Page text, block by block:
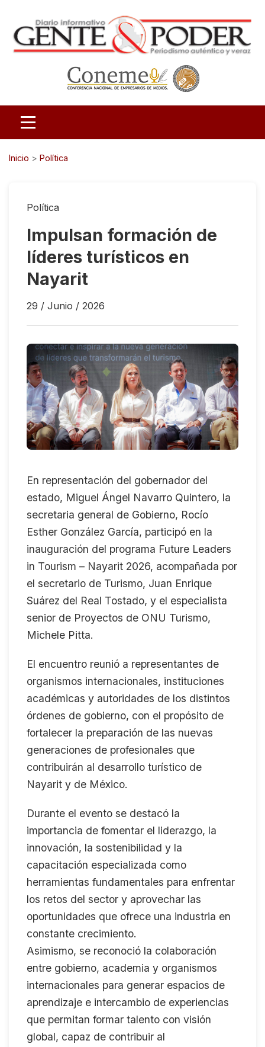
Inicio > Política
Política
Impulsan formación de
líderes turísticos en
Nayarit
29 / Junio / 2026
En representación del gobernador del
estado, Miguel Ángel Navarro Quintero, la
secretaria general de Gobierno, Rocío
Esther González García, participó en la
inauguración del programa Future Leaders
in Tourism – Nayarit 2026, acompañada por
el secretario de Turismo, Juan Enrique
Suárez del Real Tostado, y el especialista
senior de Proyectos de ONU Turismo,
Michele Pitta.
El encuentro reunió a representantes de
organismos internacionales, instituciones
académicas y autoridades de los distintos
órdenes de gobierno, con el propósito de
fortalecer la preparación de las nuevas
generaciones de profesionales que
contribuirán al desarrollo turístico de
Nayarit y de México.
Durante el evento se destacó la
importancia de fomentar el liderazgo, la
innovación, la sostenibilidad y la
capacitación especializada como
herramientas fundamentales para enfrentar
los retos del sector y aprovechar las
oportunidades que ofrece una industria en
constante crecimiento.
Asimismo, se reconoció la colaboración
entre gobierno, academia y organismos
internacionales para generar espacios de
aprendizaje e intercambio de experiencias
que permitan formar talento con visión
global, capaz de contribuir al